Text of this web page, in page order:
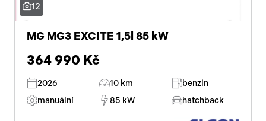
12
MG MG3 EXCITE 1,5l 85 kW
364 990 Kč
2026 10 km
benzin
manuální
85 kW hatchback